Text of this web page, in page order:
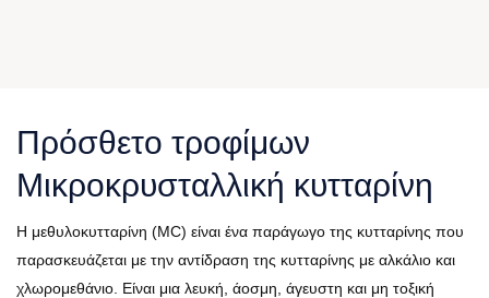
Πρόσθετο τροφίμων
Μικροκρυσταλλική κυτταρίνη
Η μεθυλοκυτταρίνη (MC) είναι ένα παράγωγο της κυτταρίνης που
παρασκευάζεται με την αντίδραση της κυτταρίνης με αλκάλιο και
χλωρομεθάνιο. Είναι μια λευκή, άοσμη, άγευστη και μη τοξική